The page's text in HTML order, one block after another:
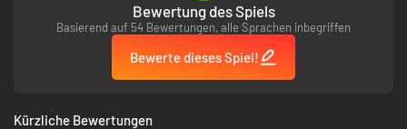
Bewertung des Spiels
Basierend auf 54 Bewertungen, alle Sprachen inbegriffen
Bewerte dieses Spiel!
Kürzliche Bewertungen